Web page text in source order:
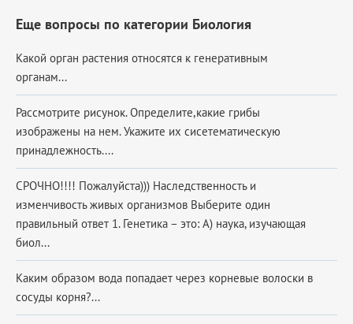
Еще вопросы по категории Биология
Какой орган растения относятся к генеративным
органам...
Рассмотрите рисунок. Определите,какие грибы
изображены на нем. Укажите их сисетематическую
принадлежность....
СРОЧНО!!!! Пожалуйста))) Наследственность и
изменчивость живых организмов Выберите один
правильный ответ 1. Генетика – это: А) наука, изучающая
биол...
Каким образом вода попадает через корневые волоски в
сосуды корня?...